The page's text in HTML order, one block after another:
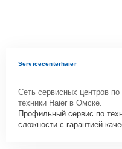
Servicecenterhaier
Сеть сервисных центров по
техники Haier в Омске.
Профильный сервис по
сложности с гарантией